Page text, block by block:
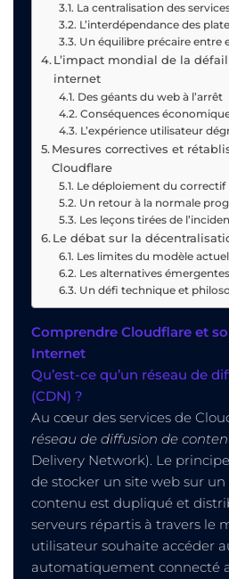
La centralisation des
L’interdépendance des
Un équilibre précaire entre
L’impact mondial de la
internet
Des géants du web à l’arrêt
Conséquences
L’expérience utilisateur
Mesures correctives et
Cloudflare
Le déploiement du correctif
Un retour à la normale
Les leçons tirées de
Le débat sur la
Les limites du modèle actuel
Les alternatives
Un défi technique et
Comprendre Cloudflare et
Internet
Qu’est-ce qu’un réseau de
(CDN) ?
Au cœur des services de
réseau de diffusion de
Delivery Network). Le
de stocker un site web sur
contenu est dupliqué et
serveurs répartis à travers le
utilisateur souhaite accéder
automatiquement connecté